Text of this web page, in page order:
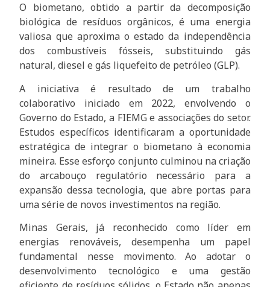
O biometano, obtido a partir da decomposição
biológica de resíduos orgânicos, é uma energia
valiosa que aproxima o estado da independência
dos combustíveis fósseis, substituindo gás
natural, diesel e gás liquefeito de petróleo (GLP).
A iniciativa é resultado de um trabalho
colaborativo iniciado em 2022, envolvendo o
Governo do Estado, a FIEMG e associações do setor.
Estudos específicos identificaram a oportunidade
estratégica de integrar o biometano à economia
mineira. Esse esforço conjunto culminou na criação
do arcabouço regulatório necessário para a
expansão dessa tecnologia, que abre portas para
uma série de novos investimentos na região.
Minas Gerais, já reconhecido como líder em
energias renováveis, desempenha um papel
fundamental nesse movimento. Ao adotar o
desenvolvimento tecnológico e uma gestão